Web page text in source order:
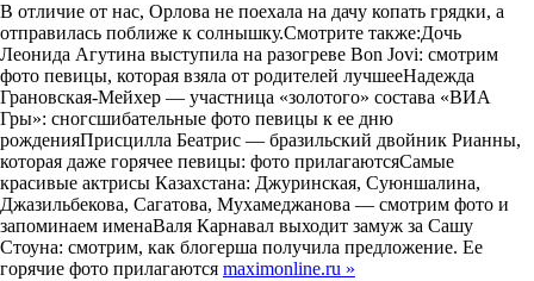
В отличие от нас, Орлова не поехала на дачу копать грядки, а
отправилась поближе к солнышку.Смотрите также:Дочь
Леонида Агутина выступила на разогреве Bon Jovi: смотрим
фото певицы, которая взяла от родителей лучшееНадежда
Грановская-Мейхер — участница «золотого» состава «ВИА
Гры»: сногсшибательные фото певицы к ее дню
рожденияПрисцилла Беатрис — бразильский двойник Рианны,
которая даже горячее певицы: фото прилагаютсяСамые
красивые актрисы Казахстана: Джуринская, Суюншалина,
Джазильбекова, Сагатова, Мухамеджанова — смотрим фото и
запоминаем именаВаля Карнавал выходит замуж за Сашу
Стоуна: смотрим, как блогерша получила предложение. Ее
горячие фото прилагаются maximonline.ru »